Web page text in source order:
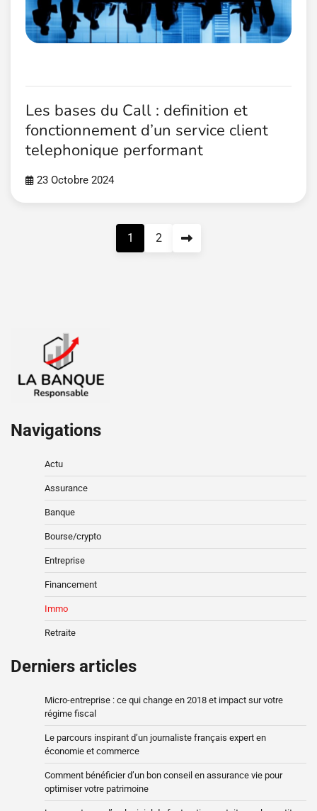
Les bases du Call : definition et
fonctionnement d’un service client
telephonique performant
23 Octobre 2024
1 2
Navigations
Actu
Assurance
Banque
Bourse/crypto
Entreprise
Financement
Immo
Retraite
Derniers articles
Micro-entreprise : ce qui change en 2018 et impact sur votre
régime fiscal
Le parcours inspirant d’un journaliste français expert en
économie et commerce
Comment bénéficier d’un bon conseil en assurance vie pour
optimiser votre patrimoine